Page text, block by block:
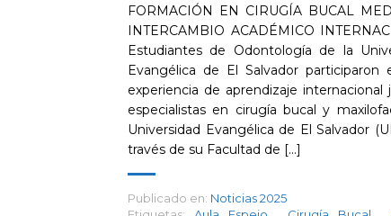
FORMACIÓN EN CIRUGÍA BUCAL
INTERCAMBIO ACADÉMICO
Estudiantes de Odontología de la
Evangélica de El Salvador participaron
experiencia de aprendizaje internacional
especialistas en cirugía bucal y
Universidad Evangélica de El Salvador
través de su Facultad de [...]
Publicado en: Noticias 2025